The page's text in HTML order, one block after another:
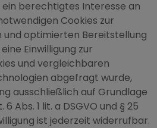
berechtigtes Interesse an
Cookies zur
optimierten Bereitstellung
Einwilligung zur
und vergleichbaren
abgefragt wurde,
ausschließlich auf Grundlage
Abs. 1 lit. a DSGVO und § 25
ist jederzeit widerrufbar.